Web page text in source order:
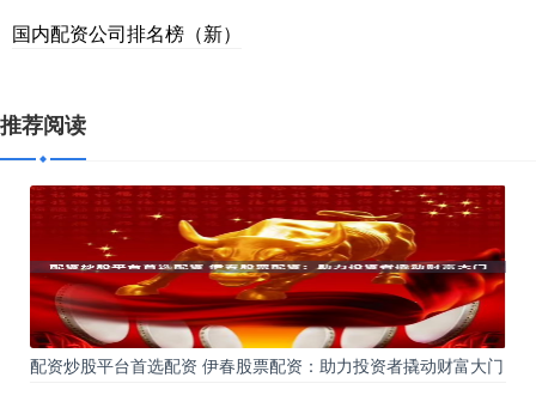
国内配资公司排名榜（新）
推荐阅读
配资炒股平台首选配资 伊春股票配资：助力投资者撬动财富大门